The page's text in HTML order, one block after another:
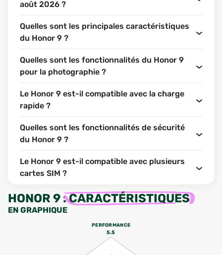
août 2026 ?
Quelles sont les principales caractéristiques
du Honor 9 ?
Quelles sont les fonctionnalités du Honor 9
pour la photographie ?
Le Honor 9 est-il compatible avec la charge
rapide ?
Quelles sont les fonctionnalités de sécurité
du Honor 9 ?
Le Honor 9 est-il compatible avec plusieurs
cartes SIM ?
HONOR 9 :CARACTÉRISTIQUES
EN GRAPHIQUE
PERFORMANCE
5.5